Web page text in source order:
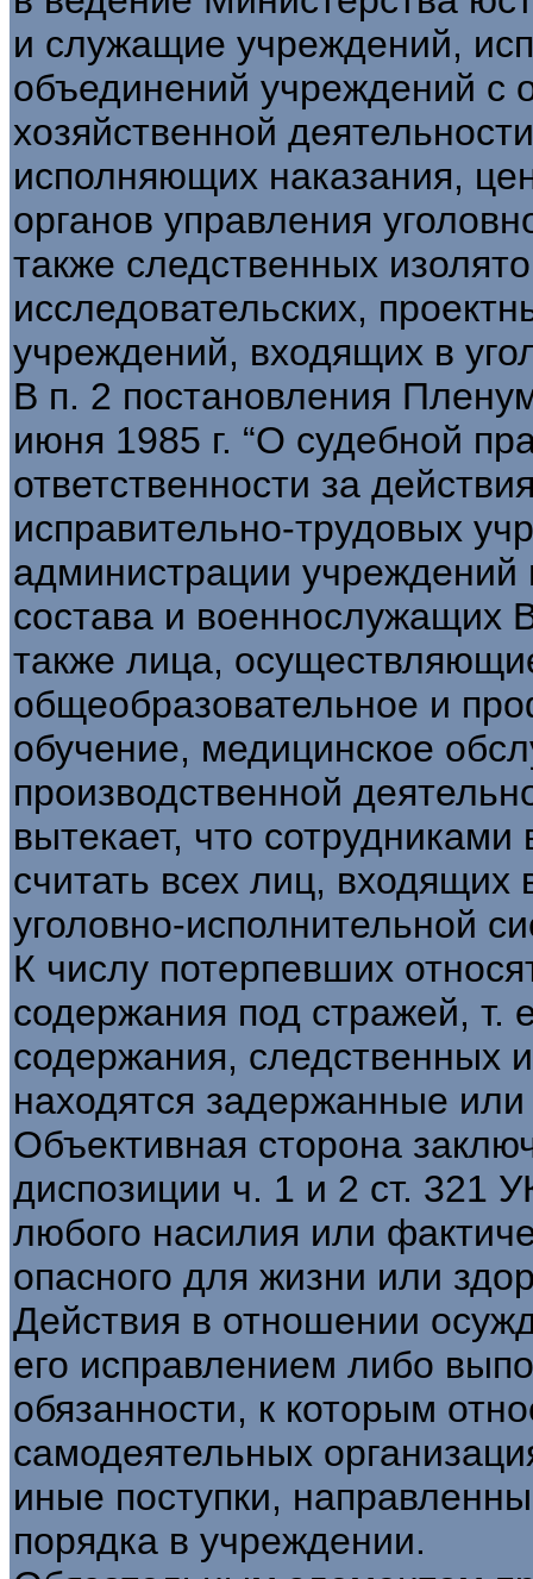
и служащие учреждений,
объединений учреждений с
хозяйственной
исполняющих наказания,
органов управления
также следственных
исследовательских,
учреждений, входящих в
В п. 2 постановления
июня 1985 г. “О судебной
ответственности за
исправительно-трудовых
администрации
состава и военнослужащих
также лица,
общеобразовательное и
обучение, медицинское
производственной
вытекает, что
считать всех лиц,
уголовно-исполнительной
К числу потерпевших
содержания под стражей, т.
содержания, следственных
находятся задержанные
Объективная сторона
диспозиции ч. 1 и 2 ст. 321
любого насилия или
опасного для жизни или
Действия в отношении
его исправлением либо
обязанности, к которым
самодеятельных
иные поступки,
порядка в учреждении.